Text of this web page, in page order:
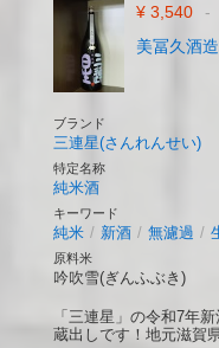
¥ 3,540 -
美冨久酒
ブランド
三連星(さんれんせい)
特定名称
純米酒
キーワード
純米 / 新酒 / 無濾過 /
原料米
吟吹雪(ぎんふぶき)
「三連星」の令和7年
蔵出しです！地元滋賀